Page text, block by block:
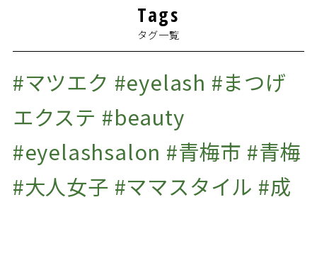
2022年3月
2021年12月
(2)
2021年11月
2021年10月
2021年9月(2)
2021年7月(1)
Tags
タグ一覧
#マツエク #eyelash #まつげ
エクステ #beauty
#eyelashsalon #青梅市 #青梅
#大人女子 #ママスタイル #成